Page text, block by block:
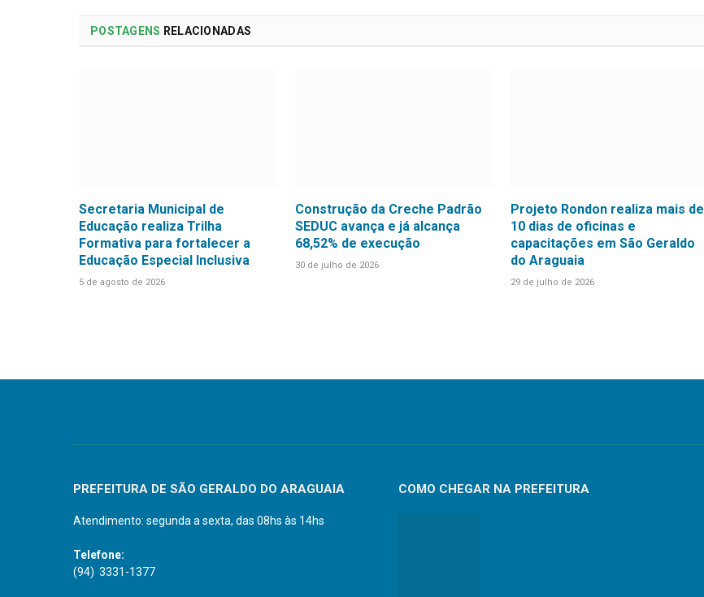
POSTAGENS RELACIONADAS
Secretaria Municipal de
Educação realiza Trilha
Formativa para fortalecer a
Educação Especial Inclusiva
5 de agosto de 2026
Construção da Creche Padrão
SEDUC avança e já alcança
68,52% de execução
30 de julho de 2026
Projeto Rondon realiza mais de
10 dias de oficinas e
capacitações em São Geraldo
do Araguaia
29 de julho de 2026
PREFEITURA DE SÃO GERALDO DO ARAGUAIA
Atendimento: segunda a sexta, das 08hs às 14hs
Telefone:
(94) 3331-1377
COMO CHEGAR NA PREFEITURA